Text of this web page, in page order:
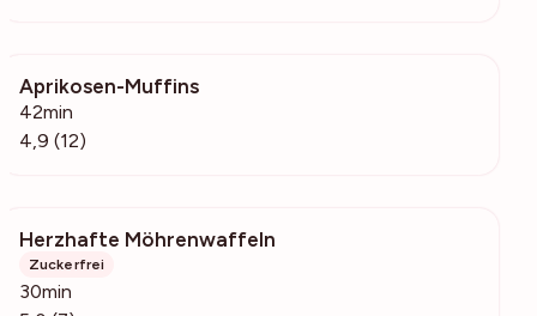
Aprikosen-Muffins
42min
4,9 (12)
Herzhafte Möhrenwaffeln
Zuckerfrei
30min